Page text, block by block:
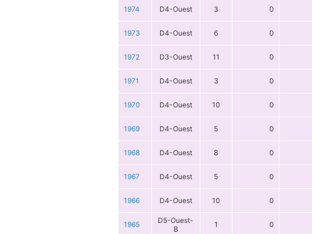
1974 D4-Ouest 3 0
1973 D4-Ouest 6 0
1972 D3-Ouest 11 0
1971 D4-Ouest 3 0
1970 D4-Ouest 10 0
1969 D4-Ouest 5 0
1968 D4-Ouest 8 0
1967 D4-Ouest 5 0
1966 D4-Ouest 10 0
1965
D5-Ouest-
B
1 0